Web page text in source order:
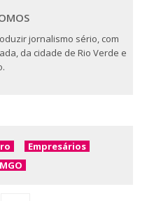
jornalismo sério, com
da cidade de Rio Verde e
Empresários